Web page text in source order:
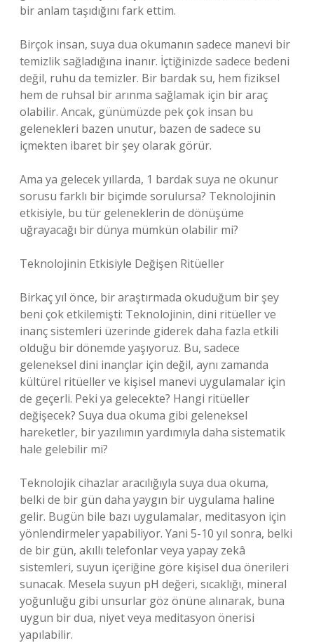
bir anlam taşıdığını fark ettim.
Birçok insan, suya dua okumanın sadece manevi bir
temizlik sağladığına inanır. İçtiğinizde sadece bedeni
değil, ruhu da temizler. Bir bardak su, hem fiziksel
hem de ruhsal bir arınma sağlamak için bir araç
olabilir. Ancak, günümüzde pek çok insan bu
gelenekleri bazen unutur, bazen de sadece su
içmekten ibaret bir şey olarak görür.
Ama ya gelecek yıllarda, 1 bardak suya ne okunur
sorusu farklı bir biçimde sorulursa? Teknolojinin
etkisiyle, bu tür geleneklerin de dönüşüme
uğrayacağı bir dünya mümkün olabilir mi?
Teknolojinin Etkisiyle Değişen Ritüeller
Birkaç yıl önce, bir araştırmada okuduğum bir şey
beni çok etkilemişti: Teknolojinin, dini ritüeller ve
inanç sistemleri üzerinde giderek daha fazla etkili
olduğu bir dönemde yaşıyoruz. Bu, sadece
geleneksel dini inançlar için değil, aynı zamanda
kültürel ritüeller ve kişisel manevi uygulamalar için
de geçerli. Peki ya gelecekte? Hangi ritüeller
değişecek? Suya dua okuma gibi geleneksel
hareketler, bir yazılımın yardımıyla daha sistematik
hale gelebilir mi?
Teknolojik cihazlar aracılığıyla suya dua okuma,
belki de bir gün daha yaygın bir uygulama haline
gelir. Bugün bile bazı uygulamalar, meditasyon için
yönlendirmeler yapabiliyor. Yani 5-10 yıl sonra, belki
de bir gün, akıllı telefonlar veya yapay zekâ
sistemleri, suyun içeriğine göre kişisel dua önerileri
sunacak. Mesela suyun pH değeri, sıcaklığı, mineral
yoğunluğu gibi unsurlar göz önüne alınarak, buna
uygun bir dua, niyet veya meditasyon önerisi
yapılabilir.